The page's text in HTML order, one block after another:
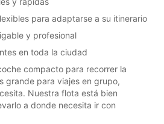
para adaptarse a su itinerario
y profesional
en toda la ciudad
compacto para recorrer la
grande para viajes en grupo,
Nuestra flota está bien
a donde necesita ir con